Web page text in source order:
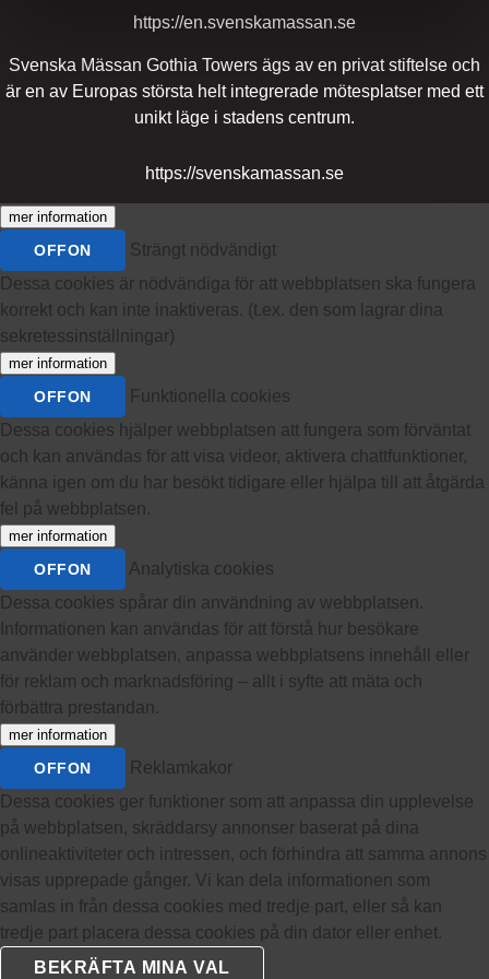
https://en.svenskamassan.se
Svenska Mässan Gothia Towers ägs av en privat stiftelse och
är en av Europas största helt integrerade mötesplatser med ett
unikt läge i stadens centrum.
https://svenskamassan.se
mer information
OFFON
Strängt nödvändigt
Dessa cookies är nödvändiga för att webbplatsen ska fungera
korrekt och kan inte inaktiveras. (t.ex. den som lagrar dina
sekretessinställningar)
mer information
OFFON
Funktionella cookies
Dessa cookies hjälper webbplatsen att fungera som förväntat
och kan användas för att visa videor, aktivera chattfunktioner,
känna igen om du har besökt tidigare eller hjälpa till att åtgärda
fel på webbplatsen.
mer information
OFFON
Analytiska cookies
Dessa cookies spårar din användning av webbplatsen.
Informationen kan användas för att förstå hur besökare
använder webbplatsen, anpassa webbplatsens innehåll eller
för reklam och marknadsföring – allt i syfte att mäta och
förbättra prestandan.
mer information
OFFON
Reklamkakor
Dessa cookies ger funktioner som att anpassa din upplevelse
på webbplatsen, skräddarsy annonser baserat på dina
onlineaktiviteter och intressen, och förhindra att samma annons
visas upprepade gånger. Vi kan dela informationen som
samlas in från dessa cookies med tredje part, eller så kan
tredje part placera dessa cookies på din dator eller enhet.